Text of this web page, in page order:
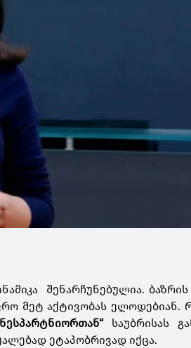
შენარჩუნებულია.
მეტ აქტივობას ელოდებიან.
საუბრისას
ეტაპობრივად იქცა.